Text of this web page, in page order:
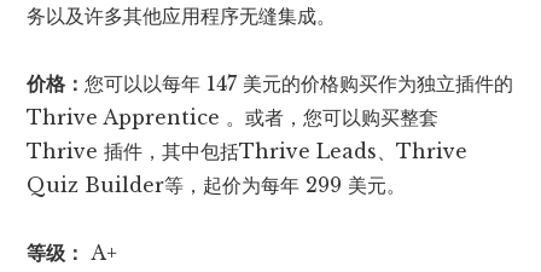
务以及许多其他应用程序无缝集成。
价格：您可以以每年 147 美元的价格购买作为独立插件的
Thrive Apprentice 。或者，您可以购买整套
Thrive 插件，其中包括Thrive Leads、Thrive
Quiz Builder等，起价为每年 299 美元。
等级： A+